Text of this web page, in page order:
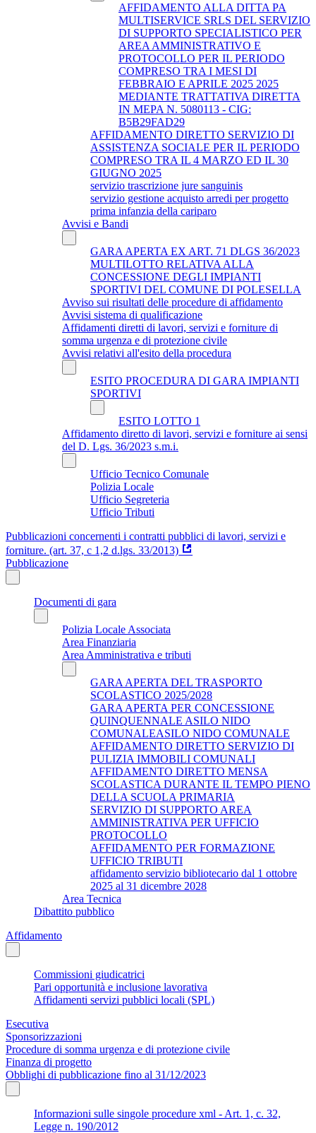
AFFIDAMENTO ALLA DITTA PA
MULTISERVICE SRLS DEL SERVIZIO
DI SUPPORTO SPECIALISTICO PER
AREA AMMINISTRATIVO E
PROTOCOLLO PER IL PERIODO
COMPRESO TRA I MESI DI
FEBBRAIO E APRILE 2025 2025
MEDIANTE TRATTATIVA DIRETTA
IN MEPA N. 5080113 - CIG:
B5B29FAD29
AFFIDAMENTO DIRETTO SERVIZIO DI
ASSISTENZA SOCIALE PER IL PERIODO
COMPRESO TRA IL 4 MARZO ED IL 30
GIUGNO 2025
servizio trascrizione jure sanguinis
servizio gestione acquisto arredi per progetto
prima infanzia della cariparo
Avvisi e Bandi
GARA APERTA EX ART. 71 DLGS 36/2023
MULTILOTTO RELATIVA ALLA
CONCESSIONE DEGLI IMPIANTI
SPORTIVI DEL COMUNE DI POLESELLA
Avviso sui risultati delle procedure di affidamento
Avvisi sistema di qualificazione
Affidamenti diretti di lavori, servizi e forniture di
somma urgenza e di protezione civile
Avvisi relativi all'esito della procedura
ESITO PROCEDURA DI GARA IMPIANTI
SPORTIVI
ESITO LOTTO 1
Affidamento diretto di lavori, servizi e forniture ai sensi
del D. Lgs. 36/2023 s.m.i.
Ufficio Tecnico Comunale
Polizia Locale
Ufficio Segreteria
Ufficio Tributi
Pubblicazioni concernenti i contratti pubblici di lavori, servizi e
forniture. (art. 37, c 1,2 d.lgs. 33/2013)
Pubblicazione
Documenti di gara
Polizia Locale Associata
Area Finanziaria
Area Amministrativa e tributi
GARA APERTA DEL TRASPORTO
SCOLASTICO 2025/2028
GARA APERTA PER CONCESSIONE
QUINQUENNALE ASILO NIDO
COMUNALEASILO NIDO COMUNALE
AFFIDAMENTO DIRETTO SERVIZIO DI
PULIZIA IMMOBILI COMUNALI
AFFIDAMENTO DIRETTO MENSA
SCOLASTICA DURANTE IL TEMPO PIENO
DELLA SCUOLA PRIMARIA
SERVIZIO DI SUPPORTO AREA
AMMINISTRATIVA PER UFFICIO
PROTOCOLLO
AFFIDAMENTO PER FORMAZIONE
UFFICIO TRIBUTI
affidamento servizio bibliotecario dal 1 ottobre
2025 al 31 dicembre 2028
Area Tecnica
Dibattito pubblico
Affidamento
Commissioni giudicatrici
Pari opportunità e inclusione lavorativa
Affidamenti servizi pubblici locali (SPL)
Esecutiva
Sponsorizzazioni
Procedure di somma urgenza e di protezione civile
Finanza di progetto
Obblighi di pubblicazione fino al 31/12/2023
Informazioni sulle singole procedure xml - Art. 1, c. 32,
Legge n. 190/2012